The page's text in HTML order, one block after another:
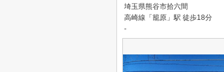
埼玉県熊谷市拾六間
高崎線「籠原」駅 徒歩18分
-